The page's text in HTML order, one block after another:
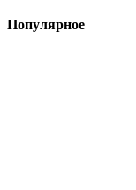
Популярное